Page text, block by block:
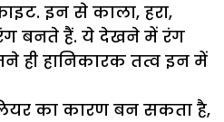
इन से काला, हरा,
बनते हैं. ये देखने में रंग
ही हानिकारक तत्व इन में
का कारण बन सकता है,